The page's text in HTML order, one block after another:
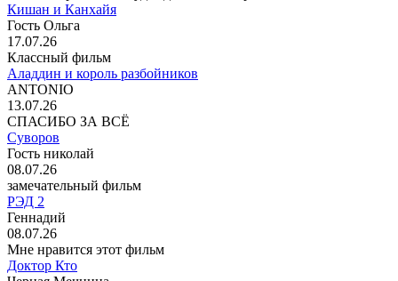
Кишан и Канхайя
Гость Ольга
17.07.26
Классный фильм
Аладдин и король разбойников
ANTONIO
13.07.26
СПАСИБО ЗА ВСЁ
Суворов
Гость николай
08.07.26
замечательный фильм
РЭД 2
Геннадий
08.07.26
Мне нравится этот фильм
Доктор Кто